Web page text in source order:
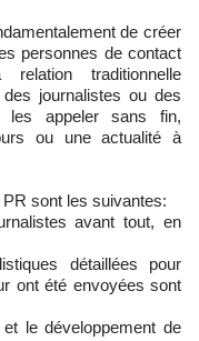
de créer
personnes de contact
traditionnelle
journalistes ou des
les appeler sans fin,
ou une actualité à
sont les suivantes:
avant tout, en
détaillées pour
ont été envoyées sont
le développement de